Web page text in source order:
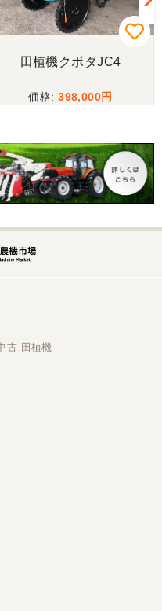
大変、満足、です。
して、くれました。
た、有難うございまし
た。
ました。 状態は問題な
うです。 ありがとうご
ってくれる中山さんに
買いましたが、これから
。
田植機クボタJC4
398,000
古 田植機